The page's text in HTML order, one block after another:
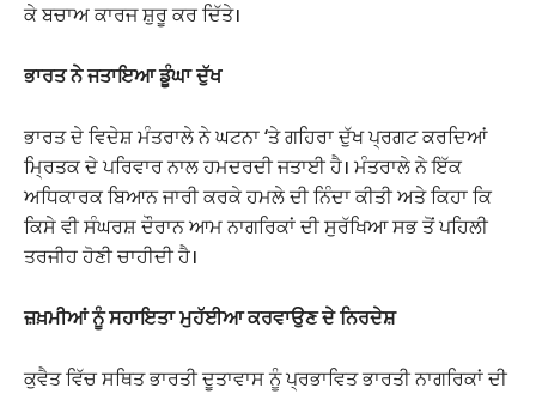
ਕੇ ਬਚਾਅ ਕਾਰਜ ਸ਼ੁਰੂ ਕਰ ਦਿੱਤੇ।
ਭਾਰਤ ਨੇ ਜਤਾਇਆ ਡੂੰਘਾ ਦੁੱਖ
ਭਾਰਤ ਦੇ ਵਿਦੇਸ਼ ਮੰਤਰਾਲੇ ਨੇ ਘਟਨਾ ‘ਤੇ ਗਹਿਰਾ ਦੁੱਖ ਪ੍ਰਗਟ ਕਰਦਿਆਂ
ਮ੍ਰਿਤਕ ਦੇ ਪਰਿਵਾਰ ਨਾਲ ਹਮਦਰਦੀ ਜਤਾਈ ਹੈ। ਮੰਤਰਾਲੇ ਨੇ ਇੱਕ
ਅਧਿਕਾਰਕ ਬਿਆਨ ਜਾਰੀ ਕਰਕੇ ਹਮਲੇ ਦੀ ਨਿੰਦਾ ਕੀਤੀ ਅਤੇ ਕਿਹਾ ਕਿ
ਕਿਸੇ ਵੀ ਸੰਘਰਸ਼ ਦੌਰਾਨ ਆਮ ਨਾਗਰਿਕਾਂ ਦੀ ਸੁਰੱਖਿਆ ਸਭ ਤੋਂ ਪਹਿਲੀ
ਤਰਜੀਹ ਹੋਣੀ ਚਾਹੀਦੀ ਹੈ।
ਜ਼ਖ਼ਮੀਆਂ ਨੂੰ ਸਹਾਇਤਾ ਮੁਹੱਈਆ ਕਰਵਾਉਣ ਦੇ ਨਿਰਦੇਸ਼
ਕੁਵੈਤ ਵਿੱਚ ਸਥਿਤ ਭਾਰਤੀ ਦੂਤਾਵਾਸ ਨੂੰ ਪ੍ਰਭਾਵਿਤ ਭਾਰਤੀ ਨਾਗਰਿਕਾਂ ਦੀ